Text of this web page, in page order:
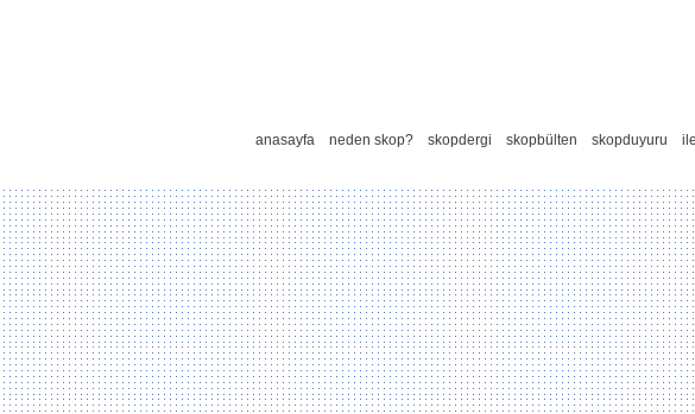
anasayfa neden skop? skopdergi skopbülten skopduyuru